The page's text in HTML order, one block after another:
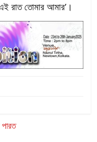
রাত তোমার আমার’।